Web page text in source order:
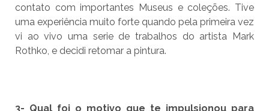
contato com importantes Museus e coleções. Tive
uma experiência muito forte quando pela primeira vez
vi ao vivo uma serie de trabalhos do artista Mark
Rothko, e decidi retomar a pintura.
3- Qual foi o motivo que te impulsionou para